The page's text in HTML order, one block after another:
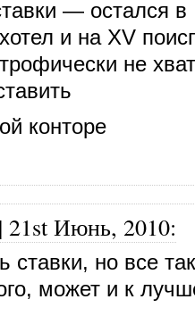
— остался в
и на XV
не
конторе
21st Июнь, 2010:
ставки, но все
может и к